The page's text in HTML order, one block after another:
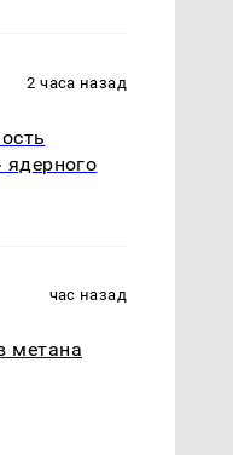
2 часа назад
ядерного
час назад
метана